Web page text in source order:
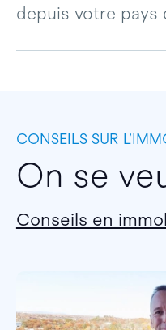
depuis votre pays
CONSEILS SUR
On se
Conseils en